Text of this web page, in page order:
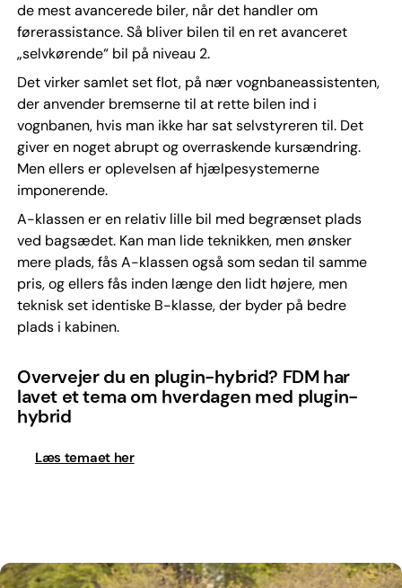
de mest avancerede biler, når det handler om
førerassistance. Så bliver bilen til en ret avanceret
„selvkørende“ bil på niveau 2.
Det virker samlet set flot, på nær vognbaneassistenten,
der anvender bremserne til at rette bilen ind i
vognbanen, hvis man ikke har sat selvstyreren til. Det
giver en noget abrupt og overraskende kursændring.
Men ellers er oplevelsen af hjælpesystemerne
imponerende.
A-klassen er en relativ lille bil med begrænset plads
ved bagsædet. Kan man lide teknikken, men ønsker
mere plads, fås A-klassen også som sedan til samme
pris, og ellers fås inden længe den lidt højere, men
teknisk set identiske B-klasse, der byder på bedre
plads i kabinen.
Overvejer du en plugin-hybrid? FDM har
lavet et tema om hverdagen med plugin-
hybrid
Læs temaet her